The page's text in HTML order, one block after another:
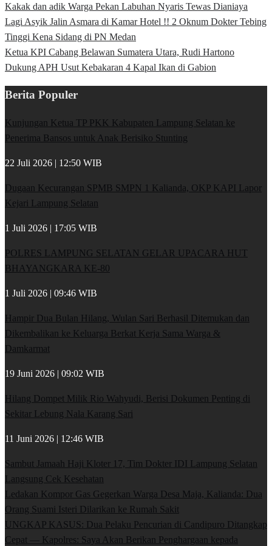
Kakak dan adik Warga Pekan Labuhan Nyaris Tewas Dianiaya
Lagi Asyik Jalin Asmara di Kamar Hotel !! 2 Oknum Dokter Tebing
Tinggi Kena Sidang di PN Medan
Ketua KPI Cabang Belawan Sumatera Utara, Rudi Hartono
Dukung APH Usut Kebakaran 4 Kapal Ikan di Gabion
Berita Populer
Kunjungan Ketua TP PKK Kabupaten Lampung Selatan ke
Penerima Bansos untuk Anak Berisiko Stunting
22 Juli 2026 | 12:50 WIB
Dugaan Kecurangan SPMB SMPN 1 Kalianda, OKP KAPI Lapor
Kejari Lampung Selatan
1 Juli 2026 | 17:05 WIB
POLRES LAMPUNG SELATAN GELAR UPACARA HUT
BHAYANGKARA KE-80
1 Juli 2026 | 09:46 WIB
Hampir Dua Bulan Hilang, Wulan Sari Berhasil Ditemukan dan
Dikembalikan ke Keluarga Berkat Kerja Sama Warga &
Damkarmat
19 Juni 2026 | 09:02 WIB
Hilang Dompet Milik Rio Wahyudi, Berisi Dokumen Penting di
Sekitar Lebung Nala Karang Sari
11 Juni 2026 | 12:46 WIB
Sambut Jamaah Haji Kloter 17, Tim Dokter IDI Lampung Selatan
Langsung Cek Kesehatan
Ledakan Kompor Gas Gegerkan Warga Desa Maja, Kalianda: Dua
Orang Suami Isteri Dilarikan ke Rumah Sakit
UNGKAP KASUS: Dua Pelaku Pencurian di Candipuro Ditangkap
Cepat — Kapolres: Saya Akan Berikan Penghargaan kepada